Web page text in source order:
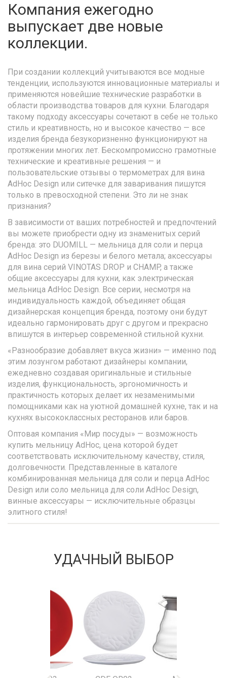
Компания ежегодно
выпускает две новые
коллекции.
При создании коллекций учитываются все модные
тенденции, используются инновационные материалы и
применяются новейшие технические разработки в
области производства товаров для кухни. Благодаря
такому подходу аксессуары сочетают в себе не только
стиль и креативность, но и высокое качество — все
изделия бренда безукоризненно функционируют на
протяжении многих лет. Бескомпромиссно грамотные
технические и креативные решения — и
пользовательские отзывы о термометрах для вина
AdHoc Design или ситечке для заваривания пишутся
только в превосходной степени. Это ли не знак
признания?
В зависимости от ваших потребностей и предпочтений
вы можете приобрести одну из знаменитых серий
бренда: это DUOMILL — мельница для соли и перца
AdHoc Design из березы и белого метала; аксессуары
для вина серий VINOTAS DROP и CHAMP, а также
общие аксессуары для кухни, как электрическая
мельница AdHoc Design. Все серии, несмотря на
индивидуальность каждой, объединяет общая
дизайнерская концепция бренда, поэтому они будут
идеально гармонировать друг с другом и прекрасно
впишутся в интерьер современной стильной кухни.
«Разнообразие добавляет вкуса жизни» — именно под
этим лозунгом работают дизайнеры компании,
ежедневно создавая оригинальные и стильные
изделия, функциональность, эргономичность и
практичность которых делает их незаменимыми
помощниками как на уютной домашней кухне, так и на
кухнях высококлассных ресторанов или баров.
Оптовая компания «Мир посуды» — возможность
купить мельницу AdHoc, цена которой будет
соответствовать исключительному качеству, стиля,
долговечности. Представленные в каталоге
комбинированная мельница для соли и перца AdHoc
Design или соло мельница для соли AdHoc Design,
винные аксессуары — исключительные образцы
элитного стиля!
УДАЧНЫЙ ВЫБОР